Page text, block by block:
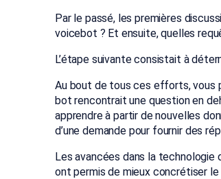
Par le passé, les premières
voicebot ? Et ensuite, quelles
L’étape suivante consistait à
Au bout de tous ces efforts, vous
bot rencontrait une question en
apprendre à partir de nouvelles
d’une demande pour fournir des
Les avancées dans la technologie
ont permis de mieux concrétiser